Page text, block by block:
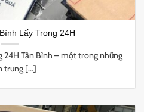
Lấy Trong 24H
24H Tân Bình – một trong những
trung [...]